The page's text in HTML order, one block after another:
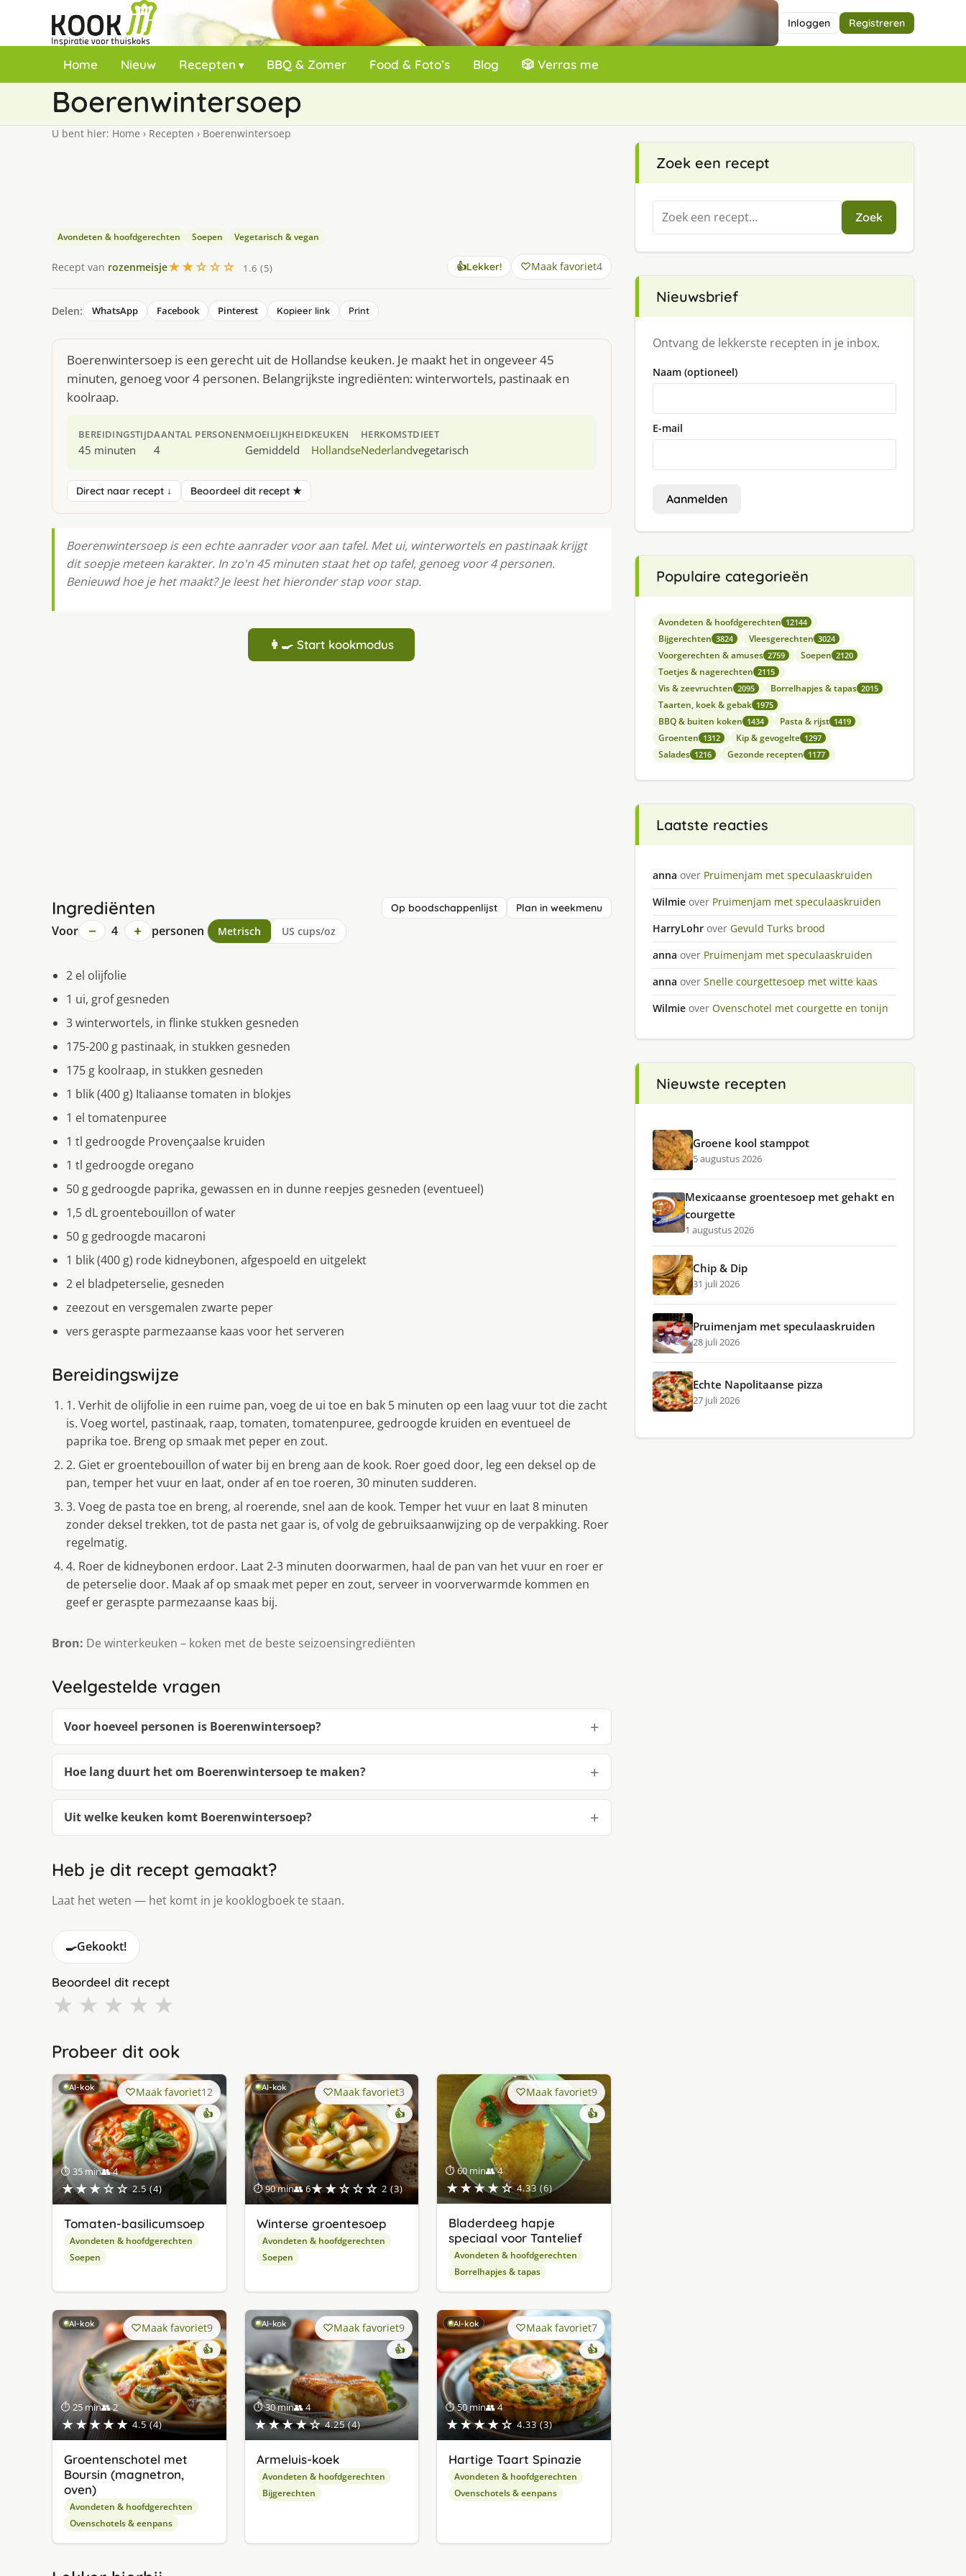
Inloggen Registreren
Home Nieuw Recepten BBQ & Zomer Food & Foto’s Blog 🎲 Verras me
Boerenwintersoep
U bent hier: Home › Recepten › Boerenwintersoep
Avondeten & hoofdgerechten Soepen Vegetarisch & vegan
Recept van rozenmeisje★★☆☆☆ 1.6 (5) 👍Lekker! Maak favoriet4
Delen: WhatsApp Facebook Pinterest Kopieer link Print
Boerenwintersoep is een gerecht uit de Hollandse keuken. Je maakt het in ongeveer 45
minuten, genoeg voor 4 personen. Belangrijkste ingrediënten: winterwortels, pastinaak en
koolraap.
BEREIDINGSTIJD
45 minuten
AANTAL PERSONEN
4
MOEILIJKHEID
Gemiddeld
KEUKEN
Hollandse
HERKOMST
Nederland
DIEET
vegetarisch
Direct naar recept ↓ Beoordeel dit recept ★
Boerenwintersoep is een echte aanrader voor aan tafel. Met ui, winterwortels en pastinaak krijgt
dit soepje meteen karakter. In zo'n 45 minuten staat het op tafel, genoeg voor 4 personen.
Benieuwd hoe je het maakt? Je leest het hieronder stap voor stap.
👩‍🍳 Start kookmodus
Ingrediënten Op boodschappenlijst Plan in weekmenu
Voor − 4 + personen Metrisch US cups/oz
2 el olijfolie
1 ui, grof gesneden
3 winterwortels, in flinke stukken gesneden
175-200 g pastinaak, in stukken gesneden
175 g koolraap, in stukken gesneden
1 blik (400 g) Italiaanse tomaten in blokjes
1 el tomatenpuree
1 tl gedroogde Provençaalse kruiden
1 tl gedroogde oregano
50 g gedroogde paprika, gewassen en in dunne reepjes gesneden (eventueel)
1,5 dL groentebouillon of water
50 g gedroogde macaroni
1 blik (400 g) rode kidneybonen, afgespoeld en uitgelekt
2 el bladpeterselie, gesneden
zeezout en versgemalen zwarte peper
vers geraspte parmezaanse kaas voor het serveren
Bereidingswijze
1. Verhit de olijfolie in een ruime pan, voeg de ui toe en bak 5 minuten op een laag vuur tot die zacht
is. Voeg wortel, pastinaak, raap, tomaten, tomatenpuree, gedroogde kruiden en eventueel de
paprika toe. Breng op smaak met peper en zout.
2. Giet er groentebouillon of water bij en breng aan de kook. Roer goed door, leg een deksel op de
pan, temper het vuur en laat, onder af en toe roeren, 30 minuten sudderen.
3. Voeg de pasta toe en breng, al roerende, snel aan de kook. Temper het vuur en laat 8 minuten
zonder deksel trekken, tot de pasta net gaar is, of volg de gebruiksaanwijzing op de verpakking. Roer
regelmatig.
4. Roer de kidneybonen erdoor. Laat 2-3 minuten doorwarmen, haal de pan van het vuur en roer er
de peterselie door. Maak af op smaak met peper en zout, serveer in voorverwarmde kommen en
geef er geraspte parmezaanse kaas bij.
Bron: De winterkeuken – koken met de beste seizoensingrediënten
Veelgestelde vragen
Voor hoeveel personen is Boerenwintersoep?
Hoe lang duurt het om Boerenwintersoep te maken?
Uit welke keuken komt Boerenwintersoep?
Heb je dit recept gemaakt?
Laat het weten — het komt in je kooklogboek te staan.
🍳Gekookt!
Beoordeel dit recept
★ ★ ★ ★ ★
Probeer dit ook
AI-kok
⏱ 35 min👥 4
★★★☆☆ 2.5 (4)
Maak favoriet12
👍
Tomaten-basilicumsoep
Avondeten & hoofdgerechten
Soepen
AI-kok
⏱ 90 min👥 6★★☆☆☆ 2 (3)
Maak favoriet3
👍
Winterse groentesoep
Avondeten & hoofdgerechten
Soepen
⏱ 60 min👥 4
★★★★☆ 4.33 (6)
Maak favoriet9
👍
Bladerdeeg hapje
speciaal voor Tantelief
Avondeten & hoofdgerechten
Borrelhapjes & tapas
AI-kok
⏱ 25 min👥 2
★★★★★ 4.5 (4)
Maak favoriet9
👍
Groentenschotel met
Boursin (magnetron,
oven)
Avondeten & hoofdgerechten
Ovenschotels & eenpans
AI-kok
⏱ 30 min👥 4
★★★★☆ 4.25 (4)
Maak favoriet9
👍
Armeluis-koek
Avondeten & hoofdgerechten
Bijgerechten
AI-kok
⏱ 50 min👥 4
★★★★☆ 4.33 (3)
Maak favoriet7
👍
Hartige Taart Spinazie
Avondeten & hoofdgerechten
Ovenschotels & eenpans
Zoek een recept
Zoeken
naar:
Zoek
Nieuwsbrief
Ontvang de lekkerste recepten in je inbox.
Naam (optioneel)
E-mail
Aanmelden
Populaire categorieën
Avondeten & hoofdgerechten 12144
Bijgerechten 3824 Vleesgerechten 3024
Voorgerechten & amuses 2759 Soepen 2120
Toetjes & nagerechten 2115
Vis & zeevruchten 2095 Borrelhapjes & tapas 2015
Taarten, koek & gebak 1975
BBQ & buiten koken 1434 Pasta & rijst 1419
Groenten 1312 Kip & gevogelte 1297
Salades 1216 Gezonde recepten 1177
Laatste reacties
anna over Pruimenjam met speculaaskruiden
Wilmie over Pruimenjam met speculaaskruiden
HarryLohr over Gevuld Turks brood
anna over Pruimenjam met speculaaskruiden
anna over Snelle courgettesoep met witte kaas
Wilmie over Ovenschotel met courgette en tonijn
Nieuwste recepten
Groene kool stamppot
5 augustus 2026
Mexicaanse groentesoep met gehakt en
courgette
1 augustus 2026
Chip & Dip
31 juli 2026
Pruimenjam met speculaaskruiden
28 juli 2026
Echte Napolitaanse pizza
27 juli 2026